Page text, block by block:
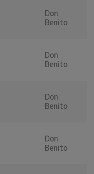
Don
Benito
Don
Benito
Don
Benito
Don
Benito